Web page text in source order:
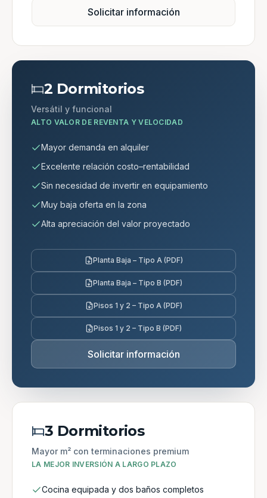
Solicitar información
2 Dormitorios
Versátil y funcional
ALTO VALOR DE REVENTA Y VELOCIDAD
Mayor demanda en alquiler
Excelente relación costo–rentabilidad
Sin necesidad de invertir en equipamiento
Muy baja oferta en la zona
Alta apreciación del valor proyectado
Planta Baja – Tipo A (PDF)
Planta Baja – Tipo B (PDF)
Pisos 1 y 2 – Tipo A (PDF)
Pisos 1 y 2 – Tipo B (PDF)
Solicitar información
3 Dormitorios
Mayor m² con terminaciones premium
LA MEJOR INVERSIÓN A LARGO PLAZO
Cocina equipada y dos baños completos